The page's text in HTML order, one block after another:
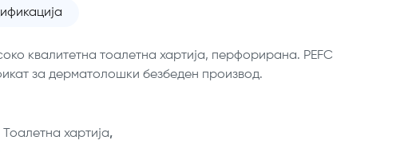
квалитетна тоалетна хартија, перфорирана. PEFC
за дерматолошки безбеден производ.
Тоалетна хартија,